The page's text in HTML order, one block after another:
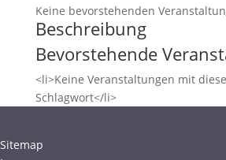
Keine bevorstehenden
Beschreibung
Bevorstehende
<li>Keine Veranstaltungen mit
Schlagwort</li>
Sitemap